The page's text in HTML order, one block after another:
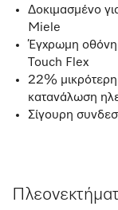
Δοκιμασμένο
Miele
Έγχρωμη οθόνη
Touch Flex
22%
κατανάλωση
Σίγουρη